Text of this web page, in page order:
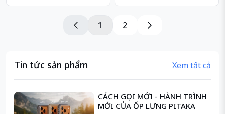
1 2
Tin tức sản phẩm Xem tất cả
CÁCH GỌI MỚI - HÀNH TRÌNH
MỚI CỦA ỐP LƯNG PITAKA